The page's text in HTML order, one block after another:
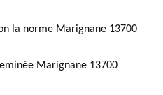
la norme Marignane 13700
Marignane 13700